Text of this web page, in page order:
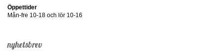
Öppettider
Mån-fre 10-18 och lör 10-16
nyhetsbrev